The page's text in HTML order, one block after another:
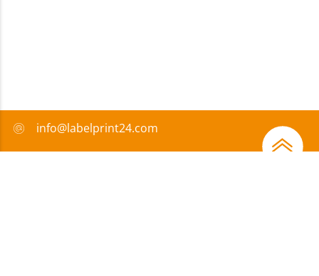
info@labelprint24.com